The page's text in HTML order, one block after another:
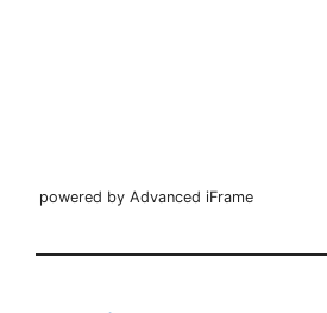
powered by Advanced iFrame